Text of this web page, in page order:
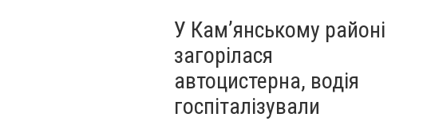
У Кам’янському районі
загорілася
автоцистерна, водія
госпіталізували